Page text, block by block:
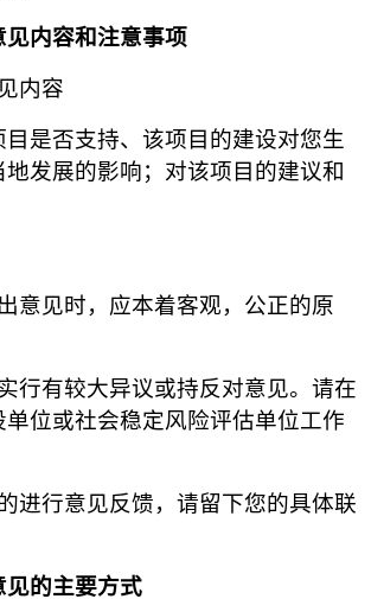
见内容和注意事项
内容
是否支持、该项目的建设对您生
发展的影响；对该项目的建议和
意见时，应本着客观，公正的原
行有较大异议或持反对意见。请在
位或社会稳定风险评估单位工作
进行意见反馈，请留下您的具体联
见的主要方式